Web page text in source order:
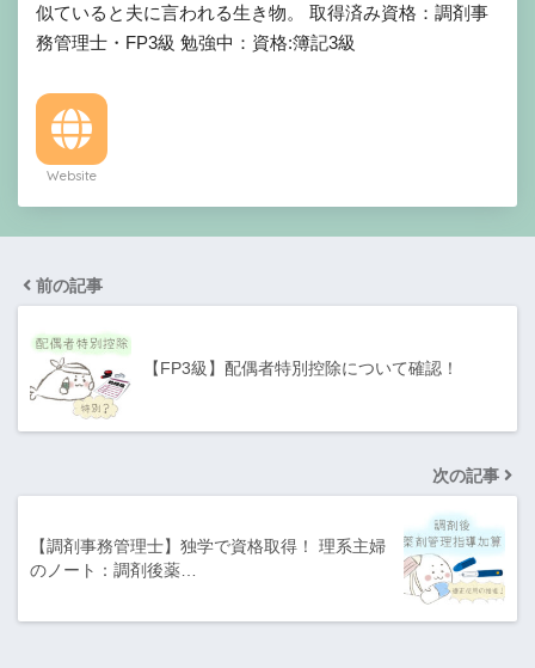
似ていると夫に言われる生き物。 取得済み資格：調剤事
務管理士・FP3級 勉強中：資格:簿記3級
Website
前の記事
【FP3級】配偶者特別控除について確認！
次の記事
【調剤事務管理士】独学で資格取得！ 理系主婦
のノート：調剤後薬…